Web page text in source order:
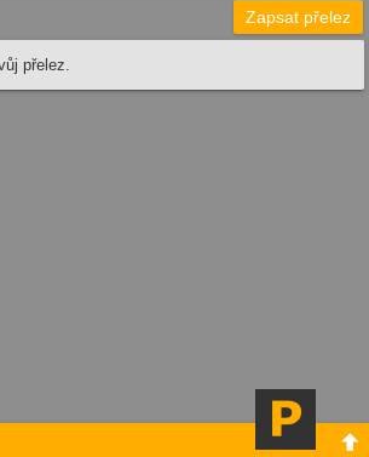
Zapsat přelez
přelez.
